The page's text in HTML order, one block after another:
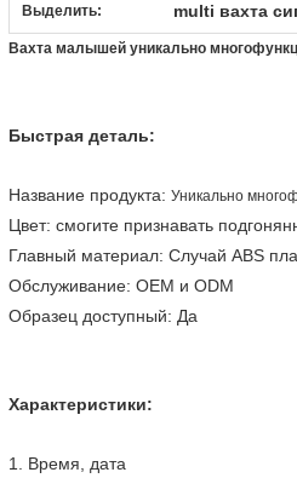
Выделить: multi вахта
Вахта малышей уникально
Быстрая деталь:
Название продукта: Уникально
Цвет: смогите признавать
Главный материал: Случай ABS
Обслуживание: OEM и ODM
Образец доступный: Да
Характеристики:
1. Время, дата